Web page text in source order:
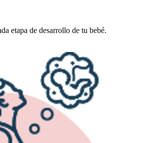
etapa de desarrollo de tu bebé.